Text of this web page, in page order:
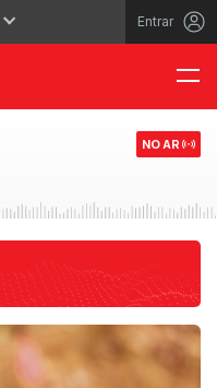
Entrar
NO AR